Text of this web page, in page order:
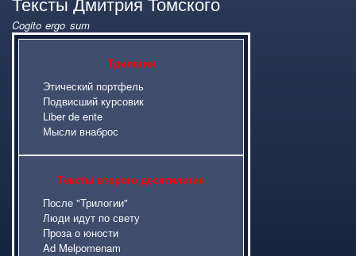
Cogito ergo sum
Трилогия
Этический портфель
Подвисший курсовик
Liber de ente
Мысли внаброс
Тексты второго десятилетия
После "Трилогии"
Люди идут по свету
Проза о юности
Ad Melpomenam